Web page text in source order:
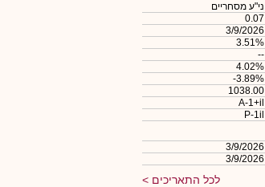
ני"ע מסחריים
0.07
3/9/2026
3.51%
--
4.02%
-3.89%
1038.00
A-1+il
P-1il
3/9/2026
3/9/2026
לכל התאריכים